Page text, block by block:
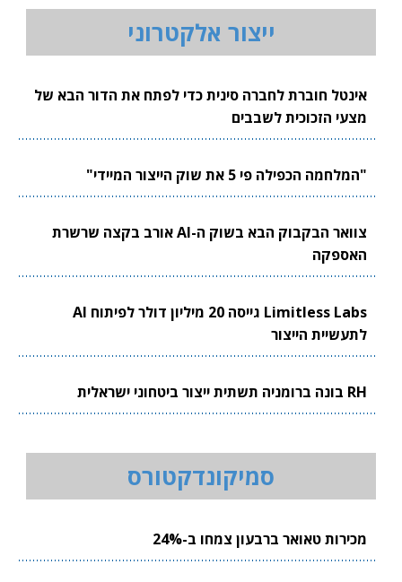
ייצור אלקטרוני
אינטל חוברת לחברה סינית כדי לפתח את הדור הבא של
מצעי הזכוכית לשבבים
"המלחמה הכפילה פי 5 את שוק הייצור המיידי"
צוואר הבקבוק הבא בשוק ה-AI אורב בקצה שרשרת
האספקה
Limitless Labs גייסה 20 מיליון דולר לפיתוח AI
לתעשיית הייצור
RH בונה ברומניה תשתית ייצור ביטחוני ישראלית
סמיקונדקטורס
מכירות טאואר ברבעון צמחו ב-24%